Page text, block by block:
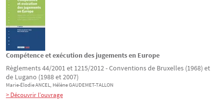
Compétence et exécution des jugements en Europe
Règlements 44/2001 et 1215/2012 - Conventions de Bruxelles (1968) et
de Lugano (1988 et 2007)
Marie-ÉlodieANCEL, HélèneGAUDEMET-TALLON
> Découvrir l’ouvrage